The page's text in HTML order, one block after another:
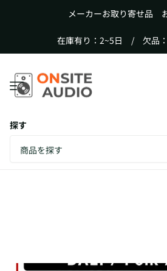
メーカーお取り寄せ品
在庫有り：2~5日 / 欠品：
探す